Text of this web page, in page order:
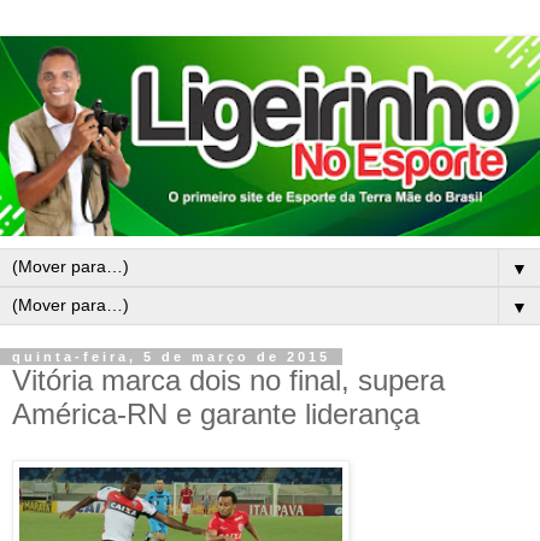
▼
▼
quinta-feira, 5 de março de 2015
Vitória marca dois no final, supera
América-RN e garante liderança